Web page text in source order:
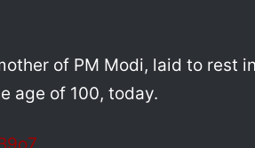
of PM Modi, laid to rest in
age of 100, today.